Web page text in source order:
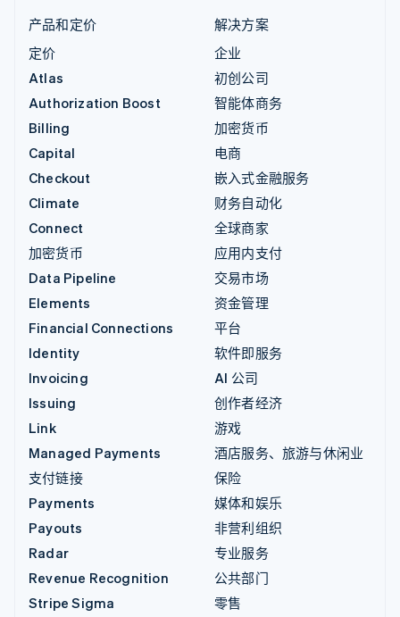
产品和定价
定价
Atlas
Authorization Boost
Billing
Capital
Checkout
Climate
Connect
加密货币
Data Pipeline
Elements
Financial Connections
Identity
Invoicing
Issuing
Link
Managed Payments
支付链接
Payments
Payouts
Radar
Revenue Recognition
Stripe Sigma
解决方案
企业
初创公司
智能体商务
加密货币
电商
嵌入式金融服务
财务自动化
全球商家
应用内支付
交易市场
资金管理
平台
软件即服务
AI 公司
创作者经济
游戏
酒店服务、旅游与休闲业
保险
媒体和娱乐
非营利组织
专业服务
公共部门
零售